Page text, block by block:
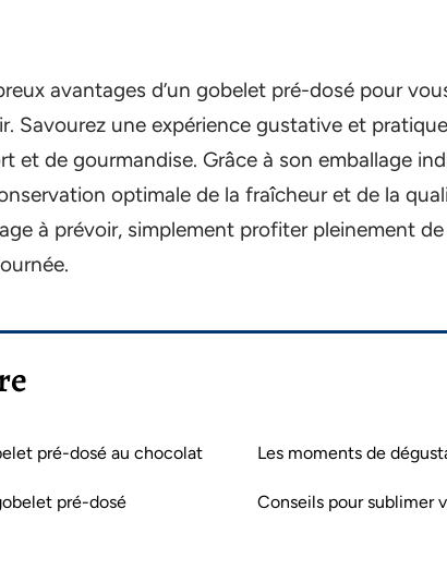
avantages d’un gobelet pré-dosé pour
Savourez une expérience gustative et
et de gourmandise. Grâce à son emballage
optimale de la fraîcheur et de la
à prévoir, simplement profiter pleinement
pré-dosé au chocolat
pré-dosé
Les moments de
Conseils pour sublimer